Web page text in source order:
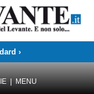
›
| MENU